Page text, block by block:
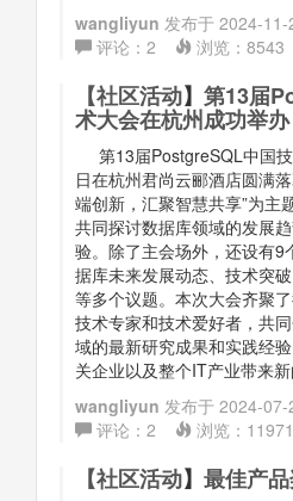
wangliyun 发布于 2024-11-
评论： 2 浏览： 8543
【社区活动】 第13届
术大会在杭州成功举办
第13届PostgreSQL中国
日在杭州君尚云郦酒店圆满
端创新，汇聚智慧共享”为主
共同探讨数据库领域的发展
验。除了主会场外，还设有9
据库未来发展动态、技术突
等多个议题。本次大会齐聚了
技术专家和技术爱好者，共
域的最新研究成果和实践经
关企业以及整个IT产业带来新
wangliyun 发布于 2024-07-
评论： 2 浏览： 11971
【社区活动】 最佳产